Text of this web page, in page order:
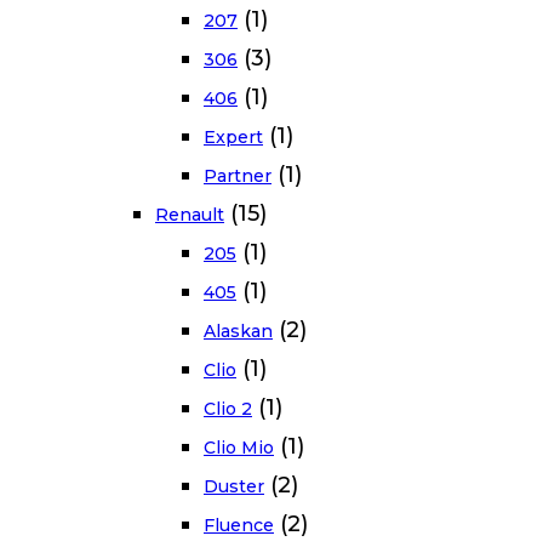
207 (1)
306 (3)
406 (1)
Expert (1)
Partner (1)
Renault (15)
205 (1)
405 (1)
Alaskan (2)
Clio (1)
Clio 2 (1)
Clio Mio (1)
Duster (2)
Fluence (2)